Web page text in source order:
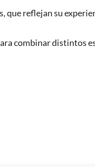
que reflejan su
combinar distintos